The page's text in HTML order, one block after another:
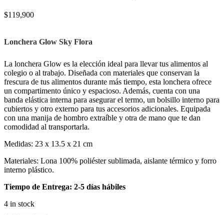
$119,900
Lonchera Glow Sky Flora
La lonchera Glow es la elección ideal para llevar tus alimentos al
colegio o al trabajo. Diseñada con materiales que conservan la
frescura de tus alimentos durante más tiempo, esta lonchera ofrece
un compartimento único y espacioso. Además, cuenta con una
banda elástica interna para asegurar el termo, un bolsillo interno para
cubiertos y otro externo para tus accesorios adicionales. Equipada
con una manija de hombro extraíble y otra de mano que te dan
comodidad al transportarla.
Medidas: 23 x 13.5 x 21 cm
Materiales: Lona 100% poliéster sublimada, aislante térmico y forro
interno plástico.
Tiempo de Entrega: 2-5 días hábiles
4 in stock